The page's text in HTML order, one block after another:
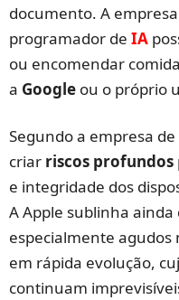
documento. A
programador de IA
ou encomendar
a Google ou o próprio
Segundo a empresa
criar riscos profundos
e integridade dos
A Apple sublinha
especialmente agudos
em rápida evolução,
continuam